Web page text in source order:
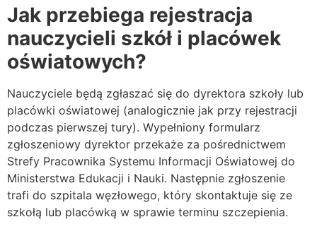
Jak przebiega rejestracja
nauczycieli szkół i placówek
oświatowych?
Nauczyciele będą zgłaszać się do dyrektora szkoły lub
placówki oświatowej (analogicznie jak przy rejestracji
podczas pierwszej tury). Wypełniony formularz
zgłoszeniowy dyrektor przekaże za pośrednictwem
Strefy Pracownika Systemu Informacji Oświatowej do
Ministerstwa Edukacji i Nauki. Następnie zgłoszenie
trafi do szpitala węzłowego, który skontaktuje się ze
szkołą lub placówką w sprawie terminu szczepienia.